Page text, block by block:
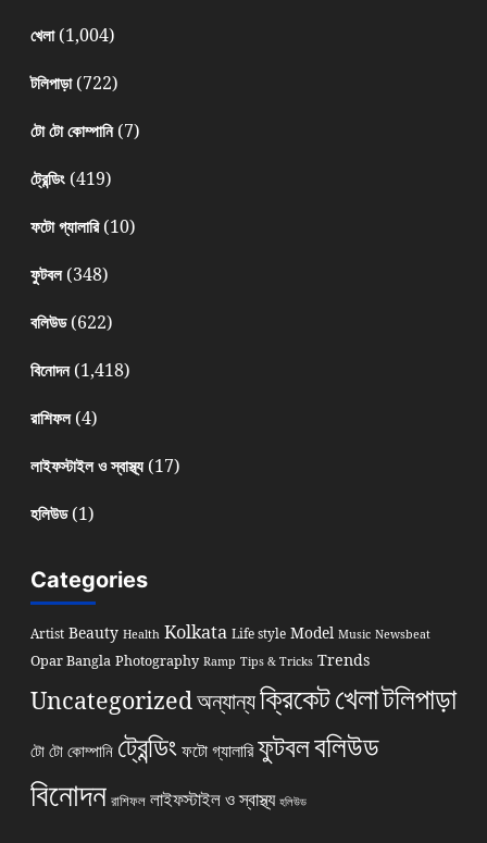
খেলা(1,004)
টলিপাড়া(722)
টো টো কোম্পানি(7)
ট্রেন্ডিং(419)
ফটো গ্যালারি(10)
ফুটবল(348)
বলিউড(622)
বিনোদন(1,418)
রাশিফল(4)
লাইফস্টাইল ও স্বাস্থ্য(17)
হলিউড(1)
Categories
Artist Beauty Health Kolkata Life style Model Music Newsbeat
Opar Bangla Photography Ramp Tips & Tricks Trends
Uncategorizedঅন্যান্যক্রিকেটখেলাটলিপাড়া
টো টো কোম্পানি ট্রেন্ডিং ফটো গ্যালারি ফুটবলবলিউড
বিনোদন রাশিফল লাইফস্টাইল ও স্বাস্থ্য হলিউড